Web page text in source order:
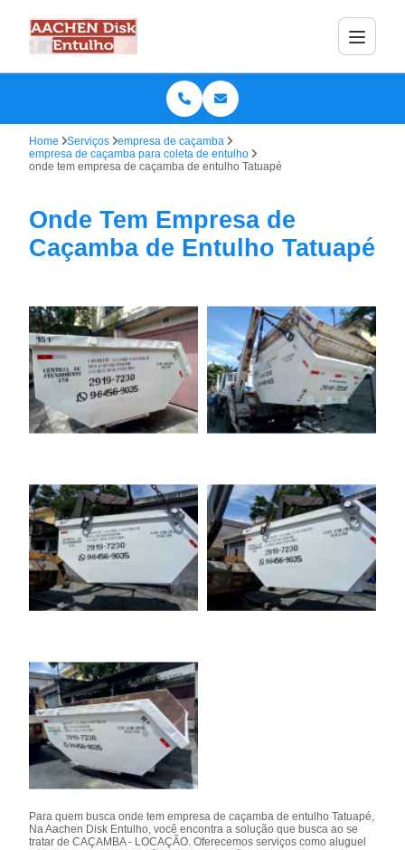
Home Serviços
empresa de caçamba
empresa de caçamba para coleta de entulho
onde tem empresa de caçamba de entulho Tatuapé
Onde Tem Empresa de
Caçamba de Entulho Tatuapé
Para quem busca onde tem empresa de caçamba de entulho Tatuapé,
Na Aachen Disk Entulho, você encontra a solução que busca ao se
tratar de CAÇAMBA - LOCAÇÃO. Oferecemos serviços como aluguel